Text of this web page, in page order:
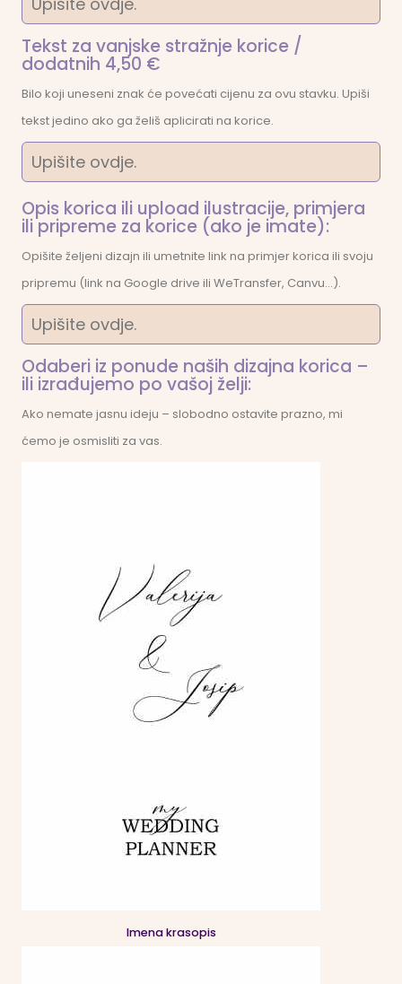
Tekst za vanjske stražnje korice /
dodatnih 4,50 €
Bilo koji uneseni znak će povećati cijenu za ovu stavku. Upiši
tekst jedino ako ga želiš aplicirati na korice.
Opis korica ili upload ilustracije, primjera
ili pripreme za korice (ako je imate):
Opišite željeni dizajn ili umetnite link na primjer korica ili svoju
pripremu (link na Google drive ili WeTransfer, Canvu...).
Odaberi iz ponude naših dizajna korica –
ili izrađujemo po vašoj želji:
Ako nemate jasnu ideju – slobodno ostavite prazno, mi
ćemo je osmisliti za vas.
Imena krasopis